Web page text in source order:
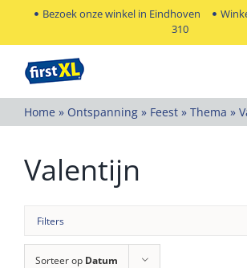
Bezoek onze winkel in Eindhoven
310
Home » Ontspanning » Feest » Thema »
Valentijn
Filters
Sorteer op Datum